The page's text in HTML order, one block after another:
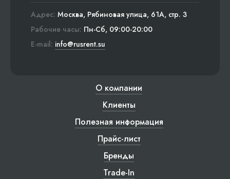
Адрес: Москва, Рябиновая улица, 61А, стр. 3
Рабочие часы: Пн-Сб, 09:00-20:00
E-mail: info@rusrent.su
О компании
Клиенты
Полезная информация
Прайс-лист
Бренды
Trade-In